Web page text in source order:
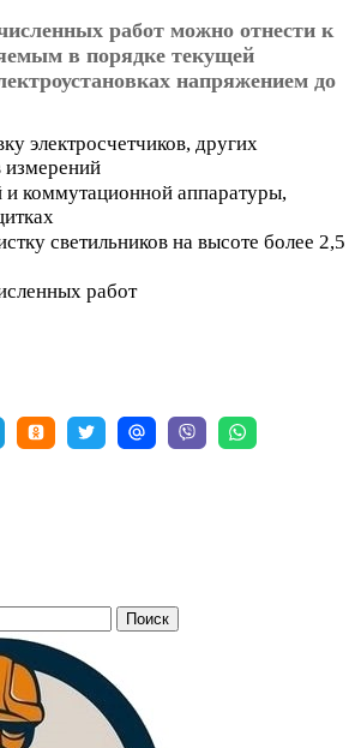
работ можно отнести к
в порядке текущей
напряжением до
электросчетчиков, других
измерений
и коммутационной аппаратуры,
светильников на высоте более 2,5
работ